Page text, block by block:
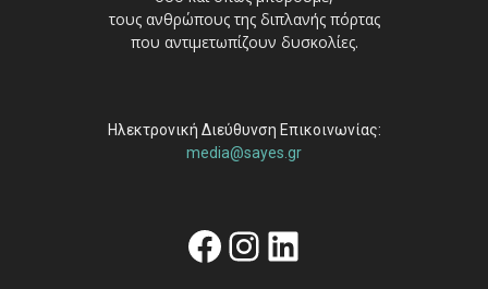
τους ανθρώπους της διπλανής πόρτας
που αντιμετωπίζουν δυσκολίες.
Ηλεκτρονική Διεύθυνση Επικοινωνίας:
media@sayes.gr
Facebook
Instagram
Linkedin